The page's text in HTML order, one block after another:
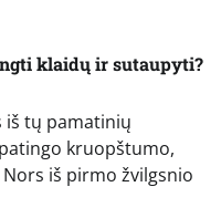
klaidų ir sutaupyti?
iš tų pamatinių
kruopštumo,
iš pirmo žvilgsnio